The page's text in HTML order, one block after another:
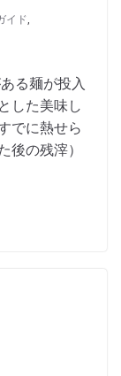
イド,
る麺が投入
した美味し
でに熱せら
後の残滓）